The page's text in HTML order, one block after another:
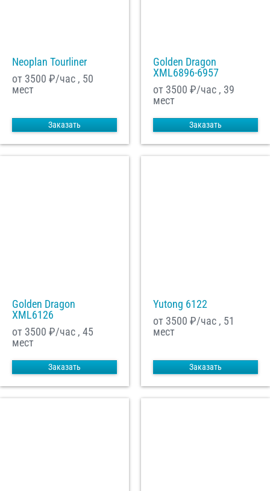
Neoplan Tourliner
от 3500 ₽/час , 50
мест
Заказать
Golden Dragon
XML6896-6957
от 3500 ₽/час , 39
мест
Заказать
Golden Dragon
XML6126
от 3500 ₽/час , 45
мест
Заказать
Yutong 6122
от 3500 ₽/час , 51
мест
Заказать